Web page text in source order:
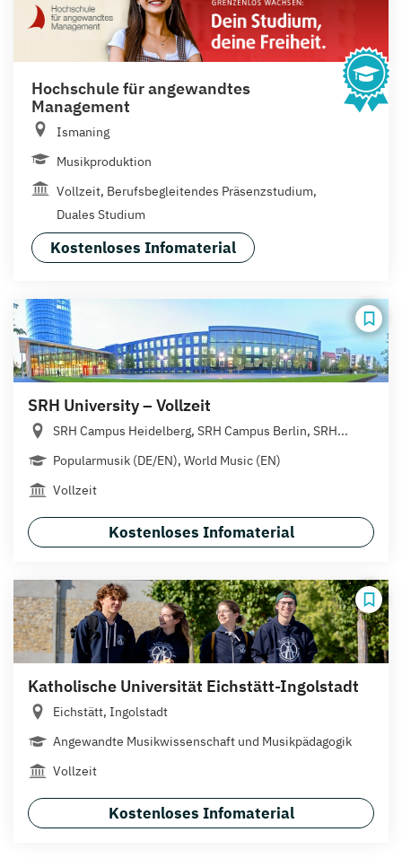
Hochschule für angewandtes
Management
Ismaning
Musikproduktion
Vollzeit, Berufsbegleitendes Präsenzstudium,
Duales Studium
Kostenloses Infomaterial
SRH University – Vollzeit
SRH Campus Heidelberg, SRH Campus Berlin, SRH...
Popularmusik (DE/EN), World Music (EN)
Vollzeit
Kostenloses Infomaterial
Katholische Universität Eichstätt-Ingolstadt
Eichstätt, Ingolstadt
Angewandte Musikwissenschaft und Musikpädagogik
Vollzeit
Kostenloses Infomaterial